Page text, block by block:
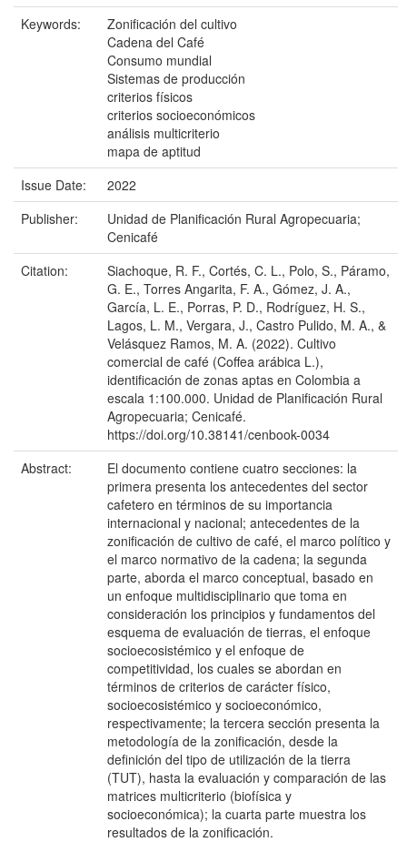
Keywords:
Zonificación del cultivo
Cadena del Café
Consumo mundial
Sistemas de producción
criterios físicos
criterios socioeconómicos
análisis multicriterio
mapa de aptitud
Issue Date:
2022
Publisher:
Unidad de Planificación Rural Agropecuaria;
Cenicafé
Citation:
Siachoque, R. F., Cortés, C. L., Polo, S., Páramo,
G. E., Torres Angarita, F. A., Gómez, J. A.,
García, L. E., Porras, P. D., Rodríguez, H. S.,
Lagos, L. M., Vergara, J., Castro Pulido, M. A., &
Velásquez Ramos, M. A. (2022). Cultivo
comercial de café (Coffea arábica L.),
identificación de zonas aptas en Colombia a
escala 1:100.000. Unidad de Planificación Rural
Agropecuaria; Cenicafé.
https://doi.org/10.38141/cenbook-0034
Abstract:
El documento contiene cuatro secciones: la
primera presenta los antecedentes del sector
cafetero en términos de su importancia
internacional y nacional; antecedentes de la
zonificación de cultivo de café, el marco político y
el marco normativo de la cadena; la segunda
parte, aborda el marco conceptual, basado en
un enfoque multidisciplinario que toma en
consideración los principios y fundamentos del
esquema de evaluación de tierras, el enfoque
socioecosistémico y el enfoque de
competitividad, los cuales se abordan en
términos de criterios de carácter físico,
socioecosistémico y socioeconómico,
respectivamente; la tercera sección presenta la
metodología de la zonificación, desde la
definición del tipo de utilización de la tierra
(TUT), hasta la evaluación y comparación de las
matrices multicriterio (biofísica y
socioeconómica); la cuarta parte muestra los
resultados de la zonificación.